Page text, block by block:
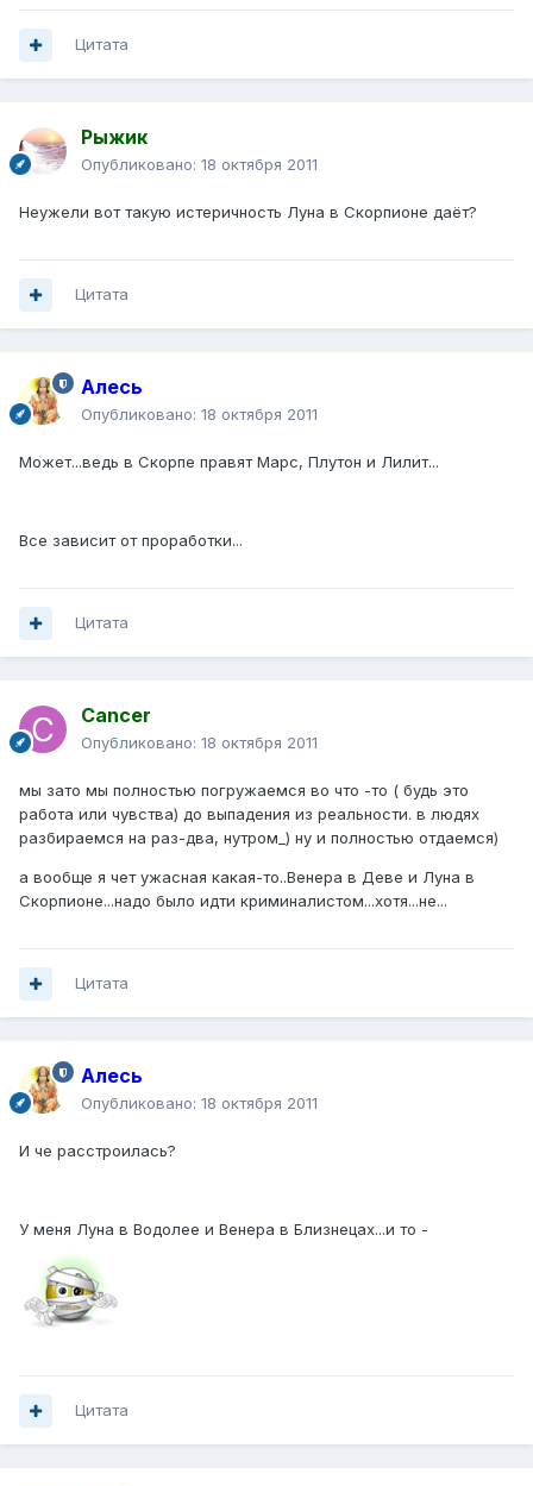
Цитата
Рыжик
Опубликовано: 18 октября 2011
Неужели вот такую истеричность Луна в Скорпионе даёт?
Цитата
Алесь
Опубликовано: 18 октября 2011
Может...ведь в Скорпе правят Марс, Плутон и Лилит...
Все зависит от проработки...
Цитата
Cancer
Опубликовано: 18 октября 2011
мы зато мы полностью погружаемся во что -то ( будь это
работа или чувства) до выпадения из реальности. в людях
разбираемся на раз-два, нутром_) ну и полностью отдаемся)
а вообще я чет ужасная какая-то..Венера в Деве и Луна в
Скорпионе...надо было идти криминалистом...хотя...не...
Цитата
Алесь
Опубликовано: 18 октября 2011
И че расстроилась?
У меня Луна в Водолее и Венера в Близнецах...и то -
Цитата